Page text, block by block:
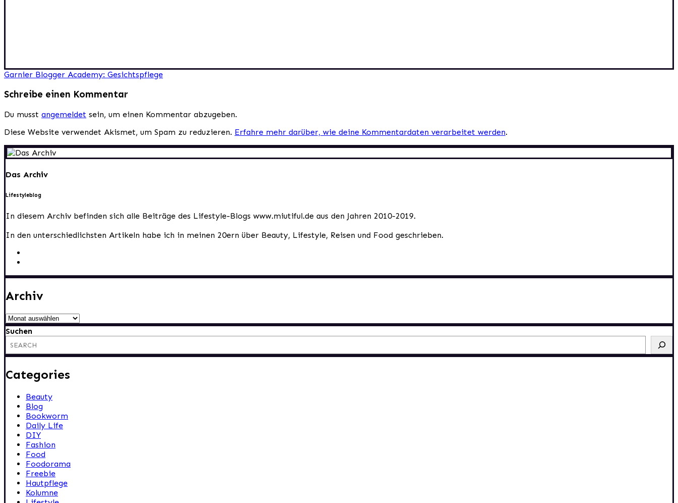
Beitragsnavigation
Garnier Blogger Academy: Gesichtspflege
Schreibe einen Kommentar
Du musst angemeldet sein, um einen Kommentar abzugeben.
Diese Website verwendet Akismet, um Spam zu reduzieren. Erfahre mehr darüber, wie deine Kommentardaten verarbeitet werden.
Das Archiv
Lifestyleblog
In diesem Archiv befinden sich alle Beiträge des Lifestyle-Blogs www.miutiful.de aus den Jahren 2010-2019.
In den unterschiedlichsten Artikeln habe ich in meinen 20ern über Beauty, Lifestyle, Reisen und Food geschrieben.
Archiv
Archiv
Suchen
Categories
Beauty
Blog
Bookworm
Daily Life
DIY
Fashion
Food
Foodorama
Freebie
Hautpflege
Kolumne